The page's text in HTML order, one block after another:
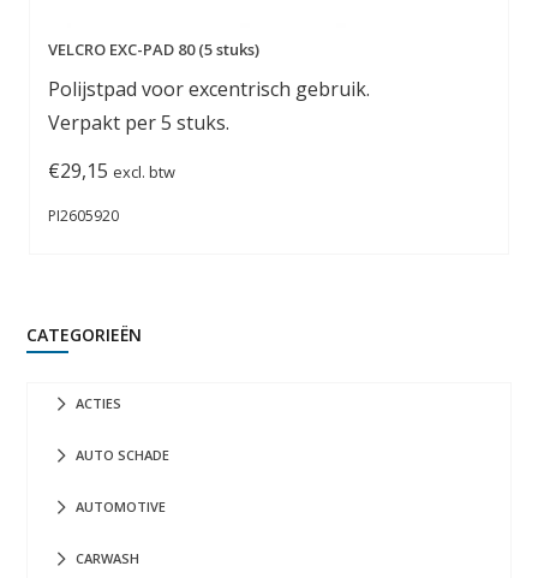
CATEGORIEËN
ACTIES
AUTO SCHADE
AUTOMOTIVE
CARWASH
VELCRO EXC-PAD 80 (5 stuks)
Polijstpad voor excentrisch gebruik.
Verpakt per 5 stuks.
€29,15 excl. btw
PI2605920